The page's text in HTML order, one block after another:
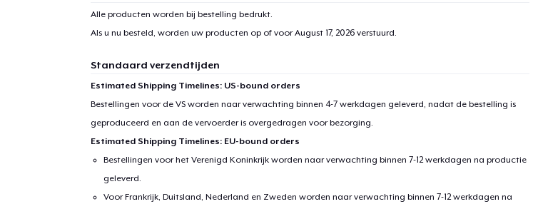
Alle producten worden bij bestelling bedrukt.
Als u nu besteld, worden uw producten op of voorAugust 17, 2026verstuurd.
Standaard verzendtijden
Estimated Shipping Timelines: US-bound orders
Bestellingen voor de VS worden naar verwachting binnen 4-7 werkdagen geleverd, nadat de bestelling is
geproduceerd en aan de vervoerder is overgedragen voor bezorging.
Estimated Shipping Timelines: EU-bound orders
Bestellingen voor het Verenigd Koninkrijk worden naar verwachting binnen 7-12 werkdagen na productie
geleverd.
Voor Frankrijk, Duitsland, Nederland en Zweden worden naar verwachting binnen 7-12 werkdagen na